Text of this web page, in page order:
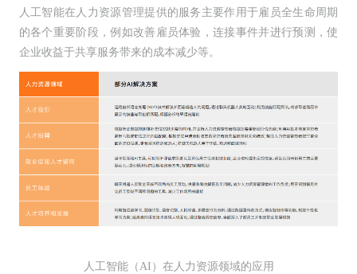
人工智能在人力资源管理提供的服务主要作用于雇员全生命周期
的各个重要阶段，例如改善雇员体验，连接事件并进行预测，使
企业收益于共享服务带来的成本减少等。
人工智能（AI）在人力资源领域的应用